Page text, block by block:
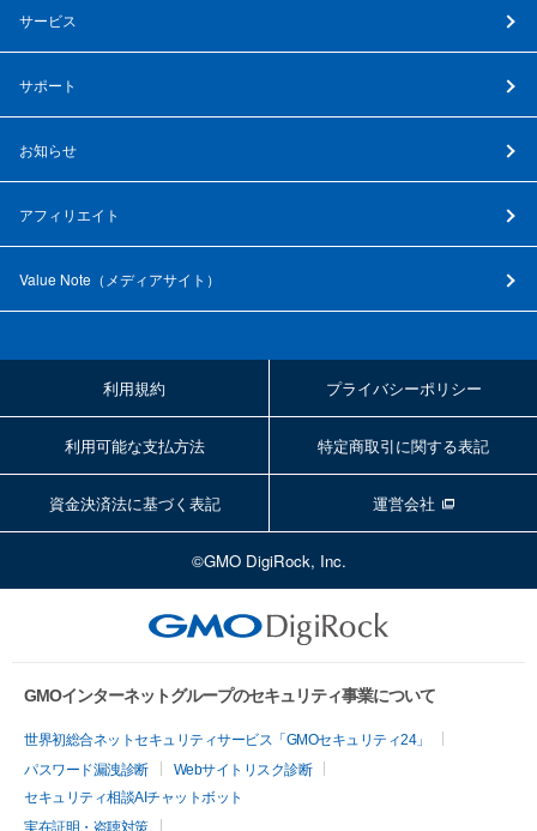
サービス
サポート
お知らせ
アフィリエイト
Value Note（ メディアサイト ）
利用規約 プライバシーポリシー
利用可能な支払方法 特定商取引に関する表記
資金決済法に基づく表記 運営会社
©GMO DigiRock, Inc.
GMOインターネットグループのセキュリティ事業について
世界初総合ネットセキュリティサービス「GMOセキュリティ24」
パスワード漏洩診断
Webサイトリスク診断
セキュリティ相談AIチャットボット
実在証明・盗聴対策